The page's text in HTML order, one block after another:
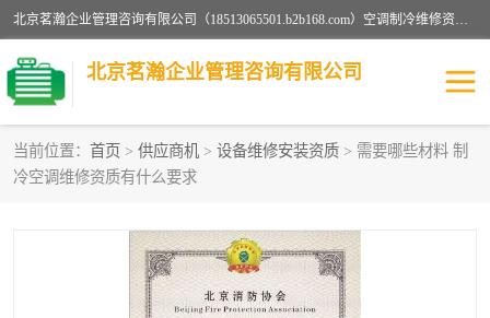
北京茗瀚企业管理咨询有限公司（18513065501.b2b168.com）空调制冷维修资质,油烟管道清洗资质,清洗行业资质公司秉承“顾客至上，锐意进缺的经营理念，我们提供高质量的产品，坚持“客户”的原则为广大客户提供贴心服务。如果你对公司的产品感兴趣，可以联系高经理，我们会用好的产品和服务让您满意。
北京茗瀚企业管理咨询有限公司
当前位置： 首页 > 供应商机 > 设备维修安装资质 > 需要哪些材料 制
冷空调维修资质有什么要求
烟道清洗资质
认证服务
防爆电气维修安装资质 空调制冷维修安装资质